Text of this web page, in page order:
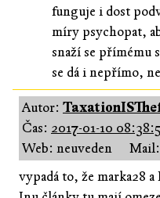
funguje i dost
míry psychopat,
snaží se přímému
se dá i nepřímo,
Autor:
Čas: 2017-01-10
Web: neuveden
vypadá to, že marka28